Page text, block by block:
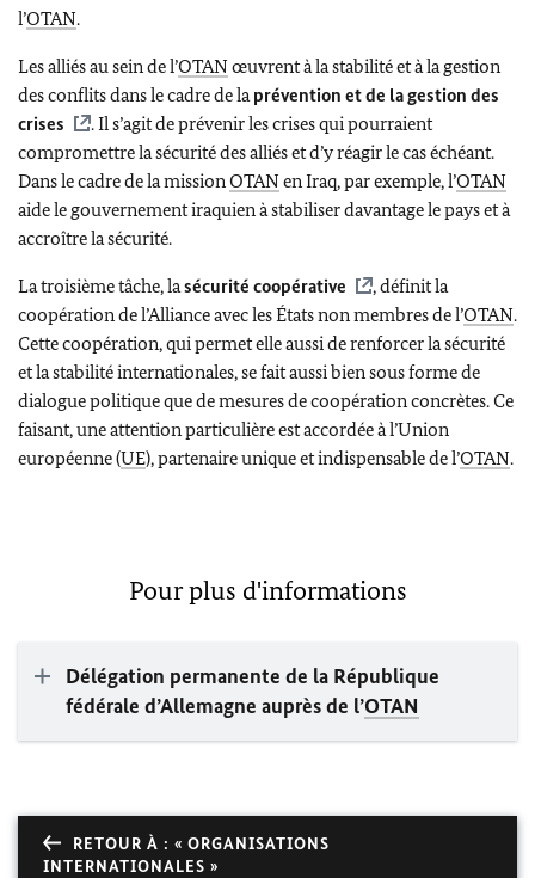
l’OTAN.
Les alliés au sein de l’OTANœuvrent à la stabilité et à la gestion
des conflits dans le cadre de la prévention et de la gestion des
crises
. Il s’agit de prévenir les crises qui pourraient
compromettre la sécurité des alliés et d’y réagir le cas échéant.
Dans le cadre de la mission OTANen Iraq, par exemple, l’OTAN
aide le gouvernement iraquien à stabiliser davantage le pays et à
accroître la sécurité.
La troisième tâche, lasécurité coopérative
, définit la
coopération de l’Alliance avec les États non membres de l’OTAN.
Cette coopération, qui permet elle aussi de renforcer la sécurité
et la stabilité internationales, se fait aussi bien sous forme de
dialogue politique que de mesures de coopération concrètes. Ce
faisant, une attention particulière est accordée à l’Union
européenne (UE), partenaire unique et indispensable de l’OTAN.
Pour plus d'informations
Délégation permanente de la République
fédérale d’Allemagne auprès de l’OTAN
RETOUR À : « ORGANISATIONS
INTERNATIONALES »